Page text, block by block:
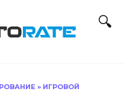
» ИГРОВОЙ